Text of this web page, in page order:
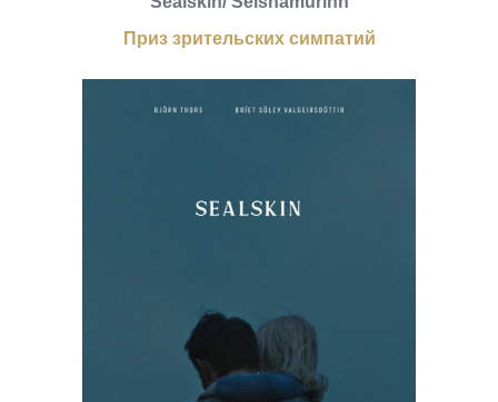
Приз зрительских симпатий